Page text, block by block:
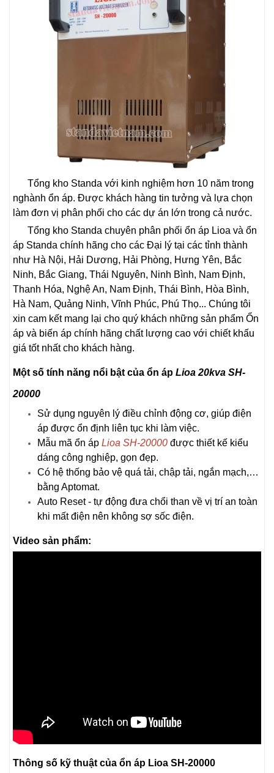
Tổng kho Standa với kinh nghiệm hơn 10 năm trong
nghành ổn áp. Được khách hàng tin tưởng và lựa chọn
làm đơn vị phân phối cho các dự án lớn trong cả nước.
Tổng kho Standa chuyên phân phối ổn áp Lioa và ổn
áp Standa chính hãng cho các Đại lý tại các tỉnh thành
như Hà Nội, Hải Dương, Hải Phòng, Hưng Yên, Bắc
Ninh, Bắc Giang, Thái Nguyên, Ninh Bình, Nam Định,
Thanh Hóa, Nghệ An, Nam Định, Thái Bình, Hòa Bình,
Hà Nam, Quảng Ninh, Vĩnh Phúc, Phú Thọ... Chúng tôi
xin cam kết mang lại cho quý khách những sản phẩm Ổn
áp và biến áp chính hãng chất lượng cao với chiết khấu
giá tốt nhất cho khách hàng.
Một số tính năng nổi bật của ổn áp Lioa 20kva SH-
20000
Sử dụng nguyên lý điều chỉnh động cơ, giúp điện
áp được ổn định liên tục khi làm việc.
Mẫu mã ổn áp Lioa SH-20000 được thiết kế kiểu
dáng công nghiệp, gọn đẹp.
Có hệ thống bảo vệ quá tải, chập tải, ngắn mạch,…
bằng Aptomat.
Auto Reset - tự động đưa chổi than về vị trí an toàn
khi mất điện nên không sợ sốc điện.
Video sản phẩm:
Thông số kỹ thuật của ổn áp Lioa SH-20000